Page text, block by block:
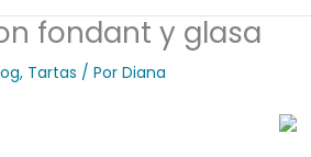
fondant y glasa
, Tartas / Por Diana